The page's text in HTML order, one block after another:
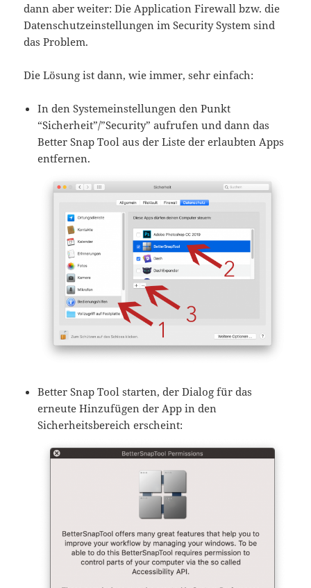
dann aber weiter: Die Application Firewall bzw. die
Datenschutzeinstellungen im Security System sind
das Problem.
Die Lösung ist dann, wie immer, sehr einfach:
In den Systemeinstellungen den Punkt
“Sicherheit”/”Security” aufrufen und dann das
Better Snap Tool aus der Liste der erlaubten Apps
entfernen.
Better Snap Tool starten, der Dialog für das
erneute Hinzufügen der App in den
Sicherheitsbereich erscheint: